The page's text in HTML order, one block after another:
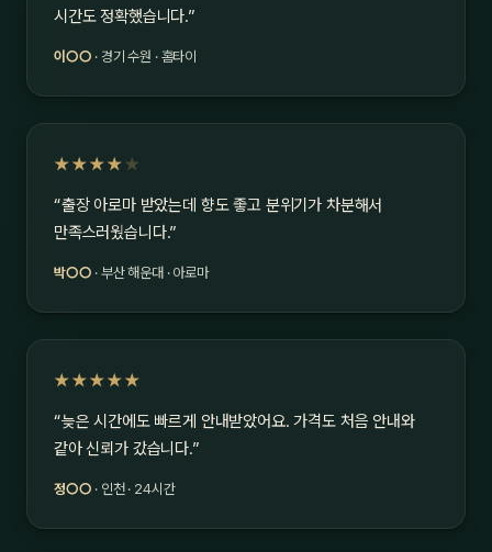
시간도 정확했습니다.”
이○○ · 경기 수원 · 홈타이
★★★★ ★
“출장 아로마 받았는데 향도 좋고 분위기가 차분해서
만족스러웠습니다.”
박○○ · 부산 해운대 · 아로마
★★★★★
“늦은 시간에도 빠르게 안내받았어요. 가격도 처음 안내와
같아 신뢰가 갔습니다.”
정○○ · 인천 · 24시간